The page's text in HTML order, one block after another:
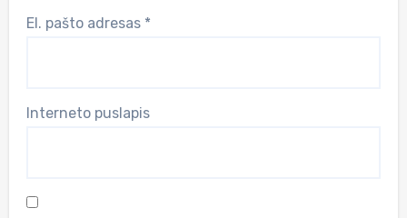
El. pašto adresas *
Interneto puslapis